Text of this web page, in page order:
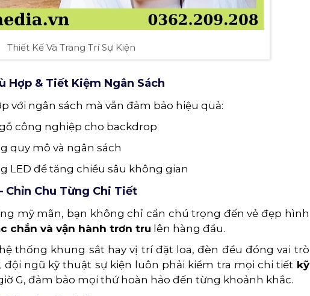
Thiết Kế Và Trang Trí Sự Kiện
Hợp & Tiết Kiệm Ngân Sách
với ngân sách mà vẫn đảm bảo hiệu quả:
công nghiệp cho backdrop
quy mô và ngân sách
LED để tăng chiều sâu không gian
Chỉn Chu Từng Chi Tiết
mỹ mãn, bạn không chỉ cần chú trọng đến vẻ đẹp hình
chắn và vận hành trơn tru lên hàng đầu.
thống khung sắt hay vị trí đặt loa, đèn đều đóng vai trò
ngũ kỹ thuật sự kiện luôn phải kiểm tra mọi chi tiết kỹ
G, đảm bảo mọi thứ hoàn hảo đến từng khoảnh khắc.